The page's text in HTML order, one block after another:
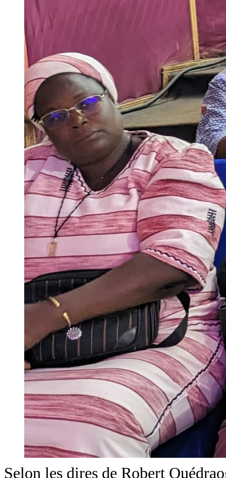
Selon les dires de Robert